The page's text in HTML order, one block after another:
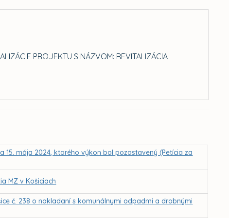
PROJEKTU S NÁZVOM: REVITALIZÁCIA
15. mája 2024, ktorého výkon bol pozastavený (Petícia za
MZ v Košiciach
č. 238 o nakladaní s komunálnymi odpadmi a drobnými